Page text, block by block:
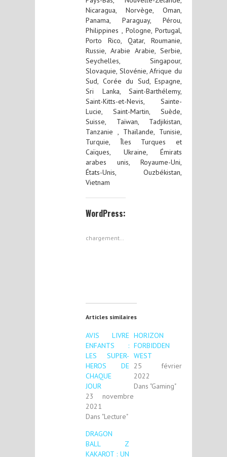
Nicaragua, Norvège, Oman,
Panama, Paraguay, Pérou,
Philippines , Pologne, Portugal,
Porto Rico, Qatar, Roumanie,
Russie, Arabie Arabie, Serbie,
Seychelles, Singapour,
Slovaquie, Slovénie, Afrique du
Sud, Corée du Sud, Espagne,
Sri Lanka, Saint-Barthélemy,
Saint-Kitts-et-Nevis, Sainte-
Lucie, Saint-Martin, Suède,
Suisse, Taïwan, Tadjikistan,
Tanzanie , Thaïlande, Tunisie,
Turquie, Îles Turques et
Caïques, Ukraine, Émirats
arabes unis, Royaume-Uni,
États-Unis, Ouzbékistan,
Vietnam
WordPress:
chargement…
Articles similaires
AVIS LIVRE
ENFANTS :
LES SUPER-
HEROS DE
CHAQUE
JOUR
23 novembre
2021
Dans "Lecture"
HORIZON
FORBIDDEN
WEST
25 février
2022
Dans "Gaming"
DRAGON
BALL Z
KAKAROT : UN